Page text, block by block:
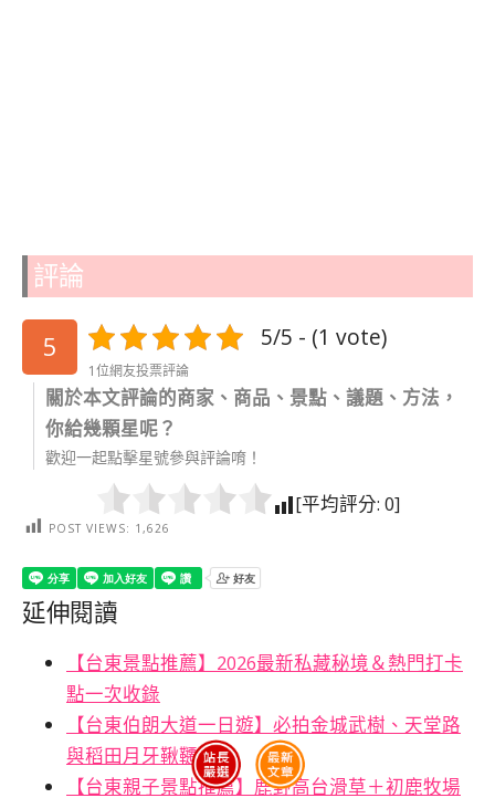
評論
5 5/5 - (1 vote)
1位網友投票評論
關於本文評論的商家、商品、景點、議題、方法，
你給幾顆星呢？
歡迎一起點擊星號參與評論唷！
[平均評分: 0]
POST VIEWS: 1,626
延伸閱讀
【台東景點推薦】2026最新私藏秘境＆熱門打卡
點一次收錄
【台東伯朗大道一日遊】必拍金城武樹、天堂路
與稻田月牙鞦韆
【台東親子景點推薦】鹿野高台滑草＋初鹿牧場